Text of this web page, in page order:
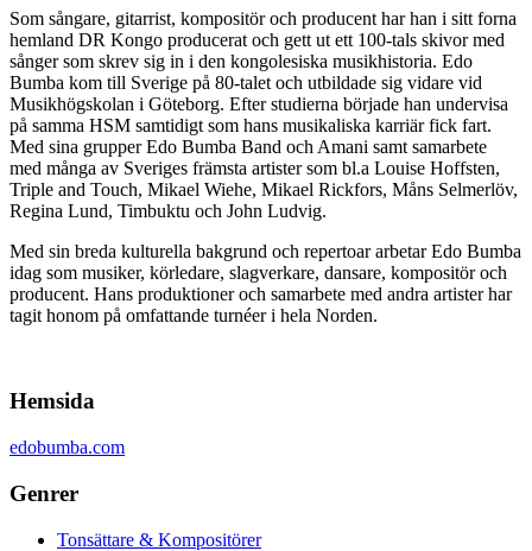
Som sångare, gitarrist, kompositör och producent har han i sitt forna
hemland DR Kongo producerat och gett ut ett 100-tals skivor med
sånger som skrev sig in i den kongolesiska musikhistoria. Edo
Bumba kom till Sverige på 80-talet och utbildade sig vidare vid
Musikhögskolan i Göteborg. Efter studierna började han undervisa
på samma HSM samtidigt som hans musikaliska karriär fick fart.
Med sina grupper Edo Bumba Band och Amani samt samarbete
med många av Sveriges främsta artister som bl.a Louise Hoffsten,
Triple and Touch, Mikael Wiehe, Mikael Rickfors, Måns Selmerlöv,
Regina Lund, Timbuktu och John Ludvig.
Med sin breda kulturella bakgrund och repertoar arbetar Edo Bumba
idag som musiker, körledare, slagverkare, dansare, kompositör och
producent. Hans produktioner och samarbete med andra artister har
tagit honom på omfattande turnéer i hela Norden.
Hemsida
edobumba.com
Genrer
Tonsättare & Kompositörer